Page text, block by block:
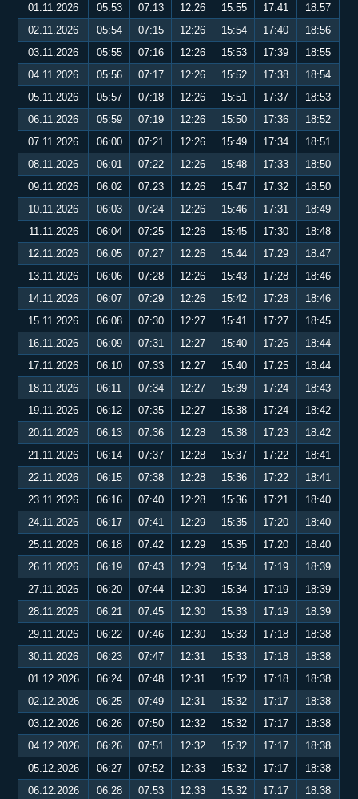
01.11.2026
05:53 07:13 12:26 15:55 17:41
18:57
02.11.2026
05:54 07:15 12:26 15:54 17:40
18:56
03.11.2026
05:55 07:16 12:26 15:53 17:39
18:55
04.11.2026
05:56 07:17 12:26 15:52 17:38
18:54
05.11.2026
05:57 07:18 12:26 15:51 17:37
18:53
06.11.2026
05:59 07:19 12:26 15:50 17:36
18:52
07.11.2026
06:00 07:21 12:26 15:49 17:34
18:51
08.11.2026
06:01 07:22 12:26 15:48 17:33
18:50
09.11.2026
06:02 07:23 12:26 15:47 17:32
18:50
10.11.2026
06:03 07:24 12:26 15:46 17:31
18:49
11.11.2026
06:04 07:25 12:26 15:45 17:30
18:48
12.11.2026
06:05 07:27 12:26 15:44 17:29
18:47
13.11.2026
06:06 07:28 12:26 15:43 17:28
18:46
14.11.2026
06:07 07:29 12:26 15:42 17:28
18:46
15.11.2026
06:08 07:30 12:27 15:41 17:27
18:45
16.11.2026
06:09 07:31 12:27 15:40 17:26
18:44
17.11.2026
06:10 07:33 12:27 15:40 17:25
18:44
18.11.2026
06:11 07:34 12:27 15:39 17:24
18:43
19.11.2026
06:12 07:35 12:27 15:38 17:24
18:42
20.11.2026
06:13 07:36 12:28 15:38 17:23
18:42
21.11.2026
06:14 07:37 12:28 15:37 17:22
18:41
22.11.2026
06:15 07:38 12:28 15:36 17:22
18:41
23.11.2026
06:16 07:40 12:28 15:36 17:21
18:40
24.11.2026
06:17 07:41 12:29 15:35 17:20
18:40
25.11.2026
06:18 07:42 12:29 15:35 17:20
18:40
26.11.2026
06:19 07:43 12:29 15:34 17:19
18:39
27.11.2026
06:20 07:44 12:30 15:34 17:19
18:39
28.11.2026
06:21 07:45 12:30 15:33 17:19
18:39
29.11.2026
06:22 07:46 12:30 15:33 17:18
18:38
30.11.2026
06:23 07:47 12:31 15:33 17:18
18:38
01.12.2026
06:24 07:48 12:31 15:32 17:18
18:38
02.12.2026
06:25 07:49 12:31 15:32 17:17
18:38
03.12.2026
06:26 07:50 12:32 15:32 17:17
18:38
04.12.2026
06:26 07:51 12:32 15:32 17:17
18:38
05.12.2026
06:27 07:52 12:33 15:32 17:17
18:38
06.12.2026
06:28 07:53 12:33 15:32 17:17 18:38